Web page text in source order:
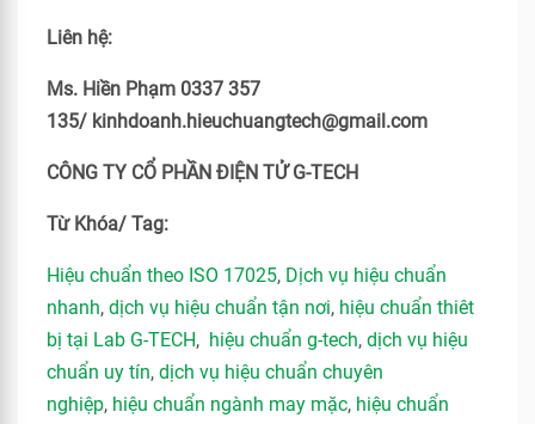
Liên hệ:
Ms. Hiền Phạm 0337 357
135/ kinhdoanh.hieuchuangtech@gmail.com
CÔNG TY CỔ PHẦN ĐIỆN TỬ G-TECH
Từ Khóa/ Tag:
Hiệu chuẩn theo ISO 17025, Dịch vụ hiệu chuẩn
nhanh, dịch vụ hiệu chuẩn tận nơi, hiệu chuẩn thiêt
bị tại Lab G-TECH, hiệu chuẩn g-tech, dịch vụ hiệu
chuẩn uy tín, dịch vụ hiệu chuẩn chuyên
nghiệp, hiệu chuẩn ngành may mặc, hiệu chuẩn